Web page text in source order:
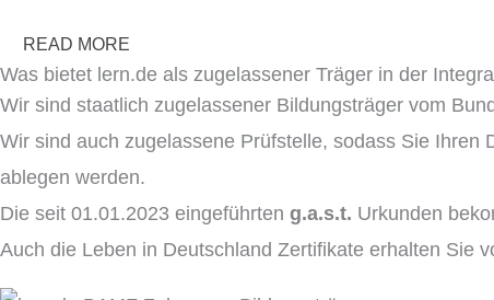
READ MORE
Was bietet lern.de als zugelassener Träger in der
Wir sind staatlich zugelassener Bildungsträger vom
Wir sind auch zugelassene Prüfstelle, sodass Sie Ihren
ablegen werden.
Die seit 01.01.2023 eingeführten g.a.s.t. Urkunden
Auch die Leben in Deutschland Zertifikate erhalten Sie